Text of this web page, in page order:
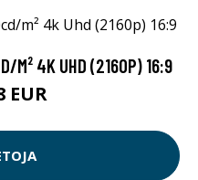
M² 4K UHD (2160P) 16:9
EUR